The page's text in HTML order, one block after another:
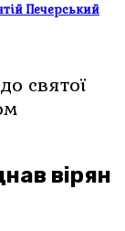
Печерський
вірян